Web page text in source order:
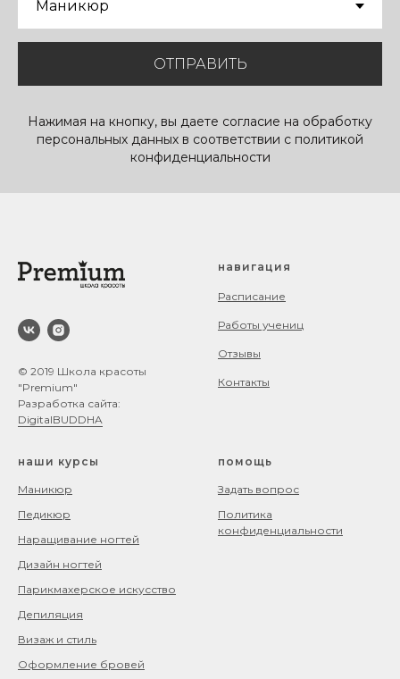
ОТПРАВИТЬ
Нажимая на кнопку, вы даете согласие на обработку
персональных данных в соответствии с политикой
конфиденциальности
© 2019 Школа красоты
"Premium"
Разработка сайта:
DigitalBUDDHA
навигация
Расписание
Работы учениц
Отзывы
Контакты
наши курсы
Маникюр
Педикюр
Наращивание ногтей
Дизайн ногтей
Парикмахерское искусство
Депиляция
Визаж и стиль
Оформление бровей
помощь
Задать вопрос
Политика
конфиденциальности